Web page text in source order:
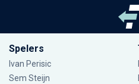
Spelers
Ivan Perisic
Sem Steijn